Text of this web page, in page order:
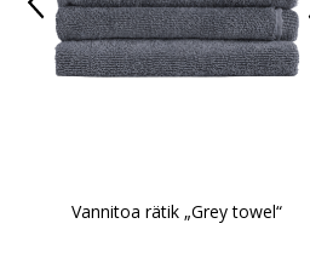
Vannitoa rätik „Grey towel“